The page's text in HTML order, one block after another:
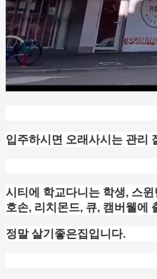
입주하시면 오래사시는 관리
시티에 학교다니는 학생, 스
호손, 리치몬드, 큐, 캠버웰에
정말 살기좋은집입니다.